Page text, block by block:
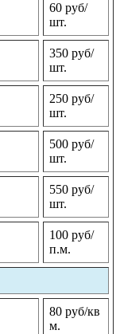
60 руб/
шт.
350 руб/
шт.
250 руб/
шт.
500 руб/
шт.
550 руб/
шт.
100 руб/
п.м.
80 руб/кв
м.